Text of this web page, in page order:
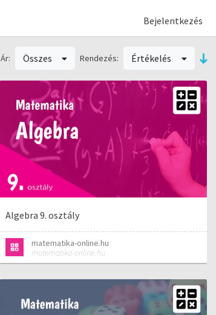
Bejelentkezés
Ár: Összes Rendezés: Értékelés
Algebra 9. osztály
matematika-online.hu
matematika-online.hu